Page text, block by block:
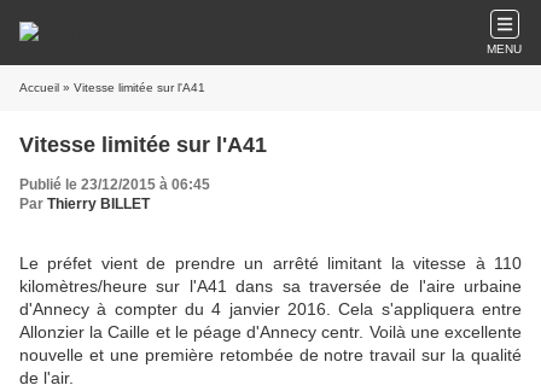
MENU
Accueil » Vitesse limitée sur l'A41
Vitesse limitée sur l'A41
Publié le 23/12/2015 à 06:45
Par Thierry BILLET
Le préfet vient de prendre un arrêté limitant la vitesse à 110
kilomètres/heure sur l'A41 dans sa traversée de l'aire urbaine
d'Annecy à compter du 4 janvier 2016. Cela s'appliquera entre
Allonzier la Caille et le péage d'Annecy centr. Voilà une excellente
nouvelle et une première retombée de notre travail sur la qualité
de l'air.